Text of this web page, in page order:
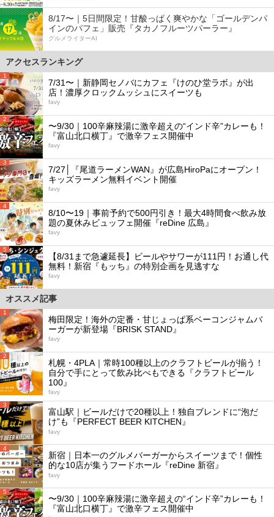
8/17〜｜5日間限定！甘酸っぱく爽やかな「ゴールデンパ
インのパフェ」販売『タカノフルーツパーラー』
グルメライターAI
アクセスランキング
1
7/31〜｜新静岡セノバにカフェ『けのひ堂ラボ』が出
店！濃厚クロックムッシュにスイーツも
favy
2
〜9/30｜100辛麻辣湯に激辛超えの“インド辛”カレーも！
『富山北口横丁』で激辛フェス開催中
favy
3
7/27│『尾道ラーメンWAN』が広島HiroPaにオープン！
キッズラーメン無料イベント開催
favy
4
8/10〜19｜事前予約で500円引き！最大4時間食べ飲み放
題の夏休みビュッフェ開催『reDine 広島』
favy
5
【8/31まで急遽延長】ビールやサワーが111円！お通し代
無料！新宿『もッち』の特別企画を見逃すな
favy
オススメ記事
1
梅田限定！海外の定番・甘じょっぱ系ベーコンジャムバ
ーガーが新登場『BRISK STAND』
favy
2
札幌・4PLA｜常時100種以上のクラフトビールが揃う！
自分で手にとって飲み比べもできる『クラフトビール
100』
favy
3
富山駅｜ビールだけで20種以上！独自ブレンドに“泡だ
け”も『PERFECT BEER KITCHEN』
favy
4
新宿｜日本一のグルメバーガーからスイーツまで！個性
的な10店が集うフードホール『reDine 新宿』
favy
5
〜9/30｜100辛麻辣湯に激辛超えの“インド辛”カレーも！
『富山北口横丁』で激辛フェス開催中